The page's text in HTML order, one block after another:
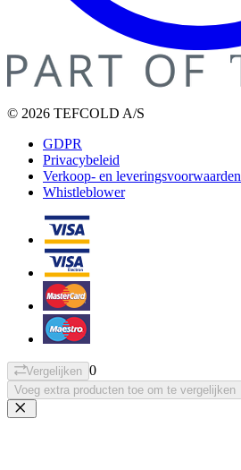
© 2026 TEFCOLD A/S
GDPR
Privacybeleid
Verkoop- en leveringsvoorwaarden
Whistleblower
Vergelijken 0
Voeg extra producten toe om te vergelijken